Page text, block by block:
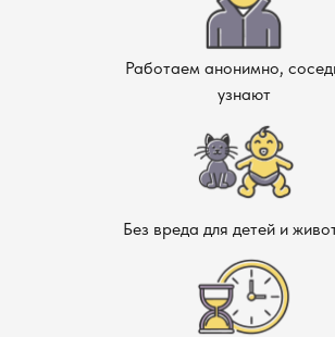
Работаем анонимно,
узнают
Без вреда для детей и